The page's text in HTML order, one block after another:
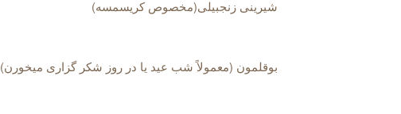
شیرینی زنجبیلی(مخصوص کریسمسه)
بوقلمون (معمولاً شب عید یا در روز شکر گزاری میخورن)